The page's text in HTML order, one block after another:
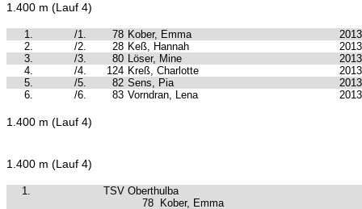
1.400 m (Lauf 4)
1. /1. 78 Kober, Emma
2013
2.
/2. 28 Keß, Hannah
2013
3.
/3. 80 Löser, Mine
2013
4.
/4. 124 Kreß, Charlotte
2013
5.
/5. 82 Sens, Pia
2013
6.
/6. 83 Vorndran, Lena 2013
1.400 m (Lauf 4)
1.400 m (Lauf 4)
1.
TSV Oberthulba
78
Kober, Emma